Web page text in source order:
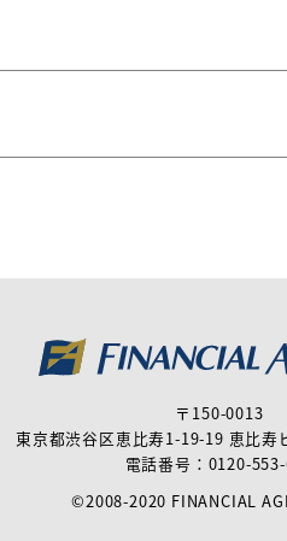
〒150-0013
東京都渋谷区恵比寿1-19-19 恵比寿
電話番号： 0120-
©2008-2020 FINANCIAL